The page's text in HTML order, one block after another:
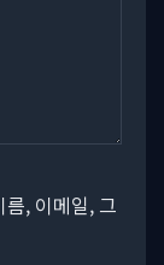
, 이메일, 그